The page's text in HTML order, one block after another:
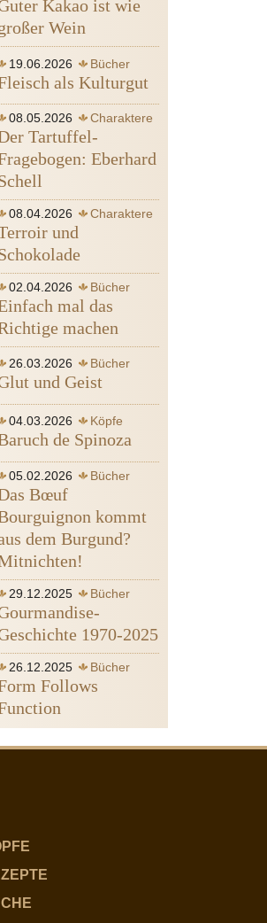
Kakao ist wie
Wein
19.06.2026 Bücher
als Kulturgut
08.05.2026 Charaktere
Tartuffel-
Eberhard
08.04.2026
Charaktere
Bücher
Wein
und
02.04.2026
Bücher
Wein
mal das
machen
26.03.2026
Bücher
Ofenund Geist
04.03.2026
Köpfe
Sinn
Spinoza Baruch de
Leidenschaft
Heine Heinrich
Ägypten
de Spinoza
05.02.2026 Bücher
Bœuf
kommt
dem Burgund?
29.12.2025 Bücher
1970-2025
26.12.2025 Bücher
Follows